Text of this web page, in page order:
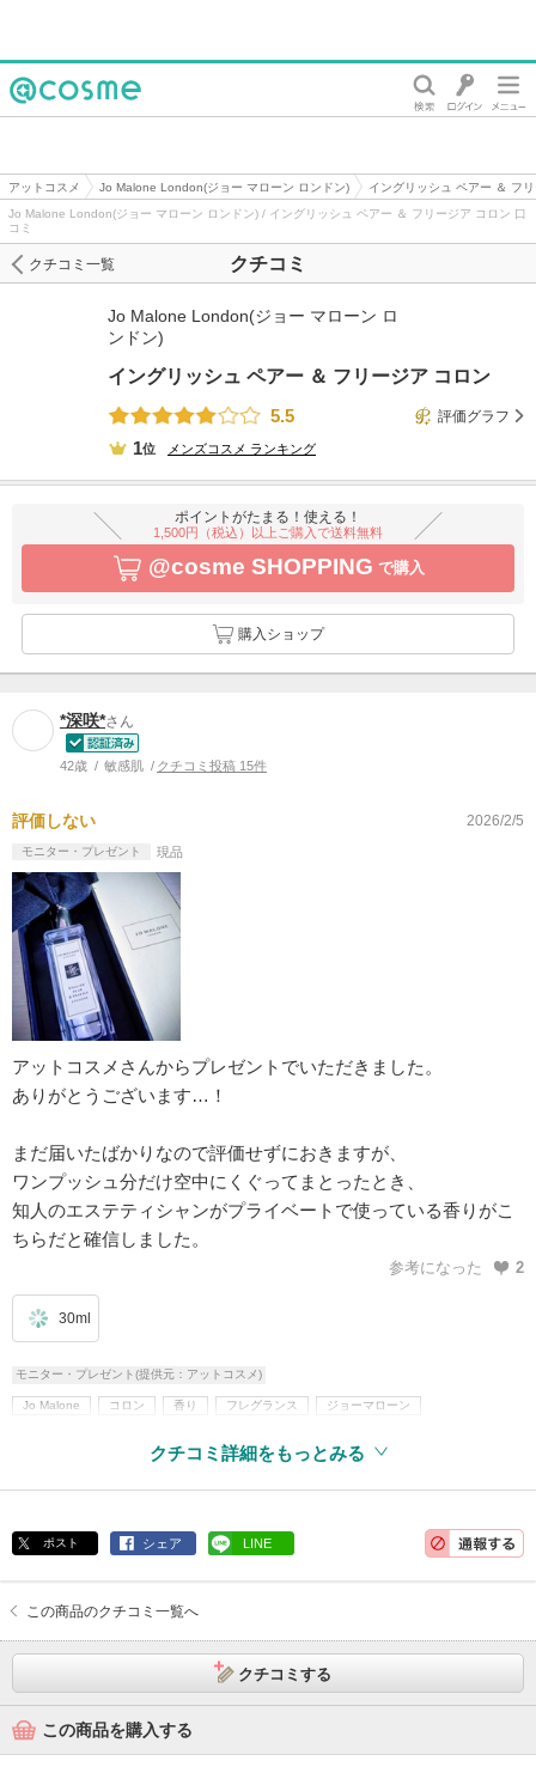
アットコスメ Jo Malone London(ジョー マローン ロンドン)
イングリッシュ ペアー ＆ フ
Jo Malone London(ジョー マローン ロンドン) / イングリッシュ ペアー ＆ フリージア コロン 口
コミ
クチコミ
クチコミ一覧
Jo Malone London(ジョー マローン ロ
ンドン)
イングリッシュ ペアー ＆ フリージア コロン
5.5
評価グラフ
1位 メンズコスメ ランキング
ポイントがたまる！使える！
1,500円（税込）以上ご購入で送料無料
@cosme SHOPPING で購入
購入ショップ
*深咲*さん
42歳 敏感肌 クチコミ投稿 15件
評価しない 2026/2/5
モニター・プレゼント 現品
アットコスメさんからプレゼントでいただきました。
ありがとうございます…！
まだ届いたばかりなので評価せずにおきますが、
ワンプッシュ分だけ空中にくぐってまとったとき、
知人のエステティシャンがプライベートで使っている香りがこ
ちらだと確信しました。
参考になった 2
30ml
モニター・プレゼント(提供元：アットコスメ)
Jo Malone コロン 香り フレグランス ジョーマローン
香水・フレグランス(レディース・ウィメンズ)
クチコミ詳細をもっとみる
ポスト シェア LINE
この商品のクチコミ一覧へ
クチコミする
この商品を購入する